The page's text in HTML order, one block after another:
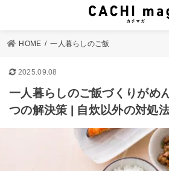
HOME 一人暮らしのご飯
2025.09.08
一人暮らしのご飯づくりがめ
つの解決策 | 自炊以外の対処